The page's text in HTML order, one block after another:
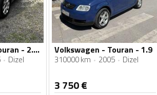
Volkswagen - Touran - 2.0tdi 103kw
Dizel
Volkswagen - Touran - 1.9
310000 km 2005 Dizel
3 750€